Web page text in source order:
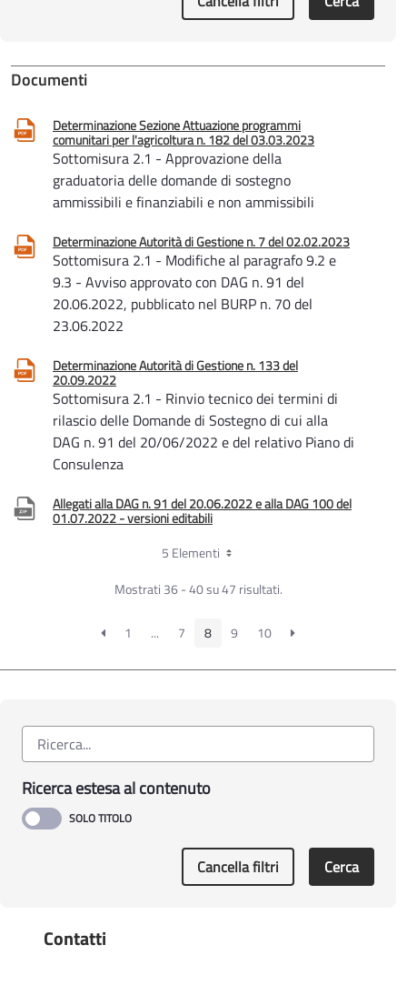
Documenti
Determinazione Sezione Attuazione programmi
comunitari per l'agricoltura n. 182 del 03.03.2023
Sottomisura 2.1 - Approvazione della
graduatoria delle domande di sostegno
ammissibili e finanziabili e non ammissibili
Determinazione Autorità di Gestione n. 7 del 02.02.2023
Sottomisura 2.1 - Modifiche al paragrafo 9.2 e
9.3 - Avviso approvato con DAG n. 91 del
20.06.2022, pubblicato nel BURP n. 70 del
23.06.2022
Determinazione Autorità di Gestione n. 133 del
20.09.2022
Sottomisura 2.1 - Rinvio tecnico dei termini di
rilascio delle Domande di Sostegno di cui alla
DAG n. 91 del 20/06/2022 e del relativo Piano di
Consulenza
Allegati alla DAG n. 91 del 20.06.2022 e alla DAG 100 del
01.07.2022 - versioni editabili
Determinazione Autorità di Gestione n. 100 del
Sottomisura 2.1 - Rettifica dell’Avviso Pubblico
5 Elementi
Mostrati 36 - 40 su 47 risultati.
1 ... 7 8 9 10
Ricerca estesa al contenuto
Cancella filtri Cerca
Contatti